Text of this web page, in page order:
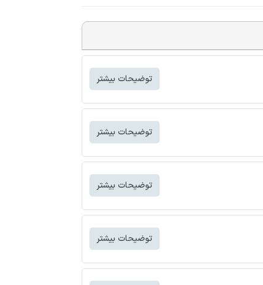
توضیحات بیشتر
توضیحات بیشتر
توضیحات بیشتر
توضیحات بیشتر